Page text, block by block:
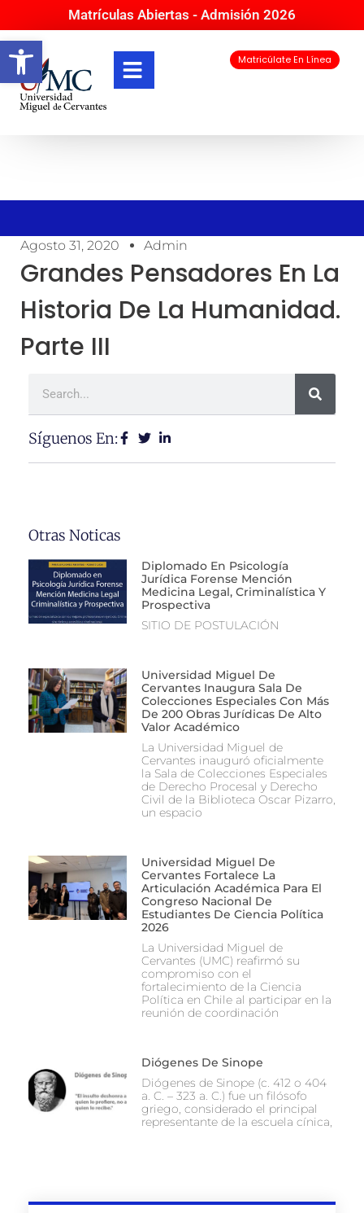
Abrir barra de herramientas
Matrículas Abiertas - Admisión 2026
Matricúlate En Línea
Agosto 31, 2020 Admin
Grandes Pensadores En La
Historia De La Humanidad.
Parte III
Síguenos En:
Otras Noticas
Diplomado En Psicología
Jurídica Forense Mención
Medicina Legal, Criminalística Y
Prospectiva
SITIO DE POSTULACIÓN
Universidad Miguel De
Cervantes Inaugura Sala De
Colecciones Especiales Con Más
De 200 Obras Jurídicas De Alto
Valor Académico
La Universidad Miguel de
Cervantes inauguró oficialmente
la Sala de Colecciones Especiales
de Derecho Procesal y Derecho
Civil de la Biblioteca Oscar Pizarro,
un espacio
Universidad Miguel De
Cervantes Fortalece La
Articulación Académica Para El
Congreso Nacional De
Estudiantes De Ciencia Política
2026
La Universidad Miguel de
Cervantes (UMC) reafirmó su
compromiso con el
fortalecimiento de la Ciencia
Política en Chile al participar en la
reunión de coordinación
Diógenes De Sinope
Diógenes de Sinope (c. 412 o 404
a. C. – 323 a. C.) fue un filósofo
griego, considerado el principal
representante de la escuela cínica,